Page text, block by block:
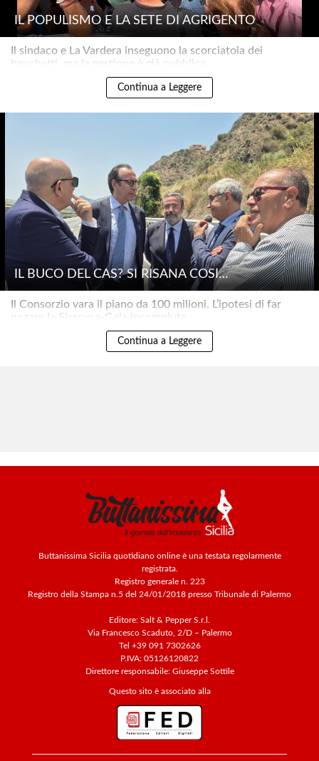
IL POPULISMO E LA SETE DI AGRIGENTO
Il sindaco e La Vardera inseguono la scorciatoia dei
banchetti, ma la gestione è già pubblica..
Continua a Leggere
IL BUCO DEL CAS? SI RISANA COSÌ…
Il Consorzio vara il piano da 100 milioni. L’ipotesi di far
pagare la Siracusa-Gela incompiuta..
Continua a Leggere
Buttanissima Sicilia quotidiano online è una testata regolarmente
registrata.
Registro generale n. 223
Registro della Stampa n.5 del 24/01/2018 presso Tribunale di Palermo
Editore: Salt & Pepper S.r.l.
Via Francesco Scaduto, 2/D – Palermo
Tel +39 091 7302626
P.IVA: 05126120822
Direttore responsabile: Giuseppe Sottile
Questo sito è associato alla